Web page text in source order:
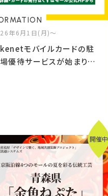
年6月1日(月)～
モバイルカードの駐
優待サービスが始まりま
開催中